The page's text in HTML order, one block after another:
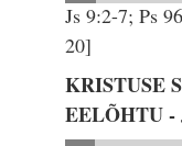
Js 9:2-7; Ps
20]
KRISTUSE
EELÕHTU